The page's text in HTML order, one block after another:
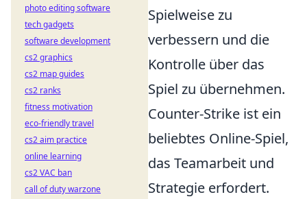
Spielweise zu
verbessern und die
Kontrolle über das
Spiel zu übernehmen.
Counter-Strike ist ein
beliebtes Online-Spiel,
das Teamarbeit und
Strategie erfordert.
photo editing software
tech gadgets
software development
cs2 graphics
cs2 map guides
cs2 ranks
fitness motivation
eco-friendly travel
cs2 aim practice
online learning
cs2 VAC ban
call of duty warzone